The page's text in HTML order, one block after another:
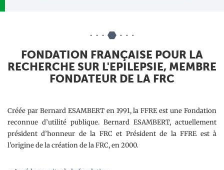
FONDATION FRANÇAISE POUR LA
RECHERCHE SUR L'EPILEPSIE, MEMBRE
FONDATEUR DE LA FRC
Créée par Bernard ESAMBERT en 1991, la FFRE est une Fondation
reconnue d’utilité publique. Bernard ESAMBERT, actuellement
président d’honneur de la FRC et Président de la FFRE est à
l’origine de la création de la FRC, en 2000.